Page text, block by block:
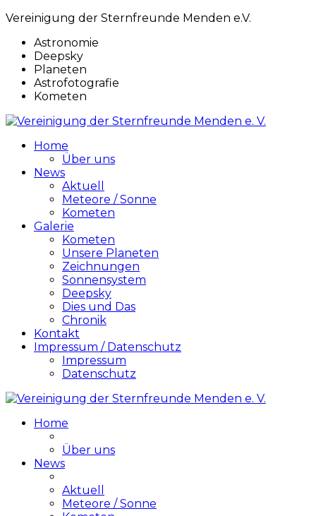
Vereinigung der Sternfreunde Menden e.V.
Astronomie
Deepsky
Planeten
Astrofotografie
Kometen
Home
Über uns
News
Aktuell
Meteore / Sonne
Kometen
Galerie
Kometen
Unsere Planeten
Zeichnungen
Sonnensystem
Deepsky
Dies und Das
Chronik
Kontakt
Impressum / Datenschutz
Impressum
Datenschutz
Home
Über uns
News
Aktuell
Meteore / Sonne